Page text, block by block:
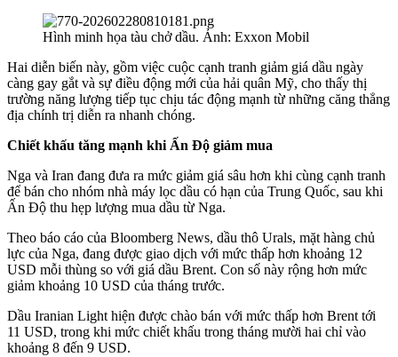
Hình minh họa tàu chở dầu. Ảnh: Exxon Mobil
Hai diễn biến này, gồm việc cuộc cạnh tranh giảm giá dầu ngày
càng gay gắt và sự điều động mới của hải quân Mỹ, cho thấy thị
trường năng lượng tiếp tục chịu tác động mạnh từ những căng thẳng
địa chính trị diễn ra nhanh chóng.
Chiết khấu tăng mạnh khi Ấn Độ giảm mua
Nga và Iran đang đưa ra mức giảm giá sâu hơn khi cùng cạnh tranh
để bán cho nhóm nhà máy lọc dầu có hạn của Trung Quốc, sau khi
Ấn Độ thu hẹp lượng mua dầu từ Nga.
Theo báo cáo của Bloomberg News, dầu thô Urals, mặt hàng chủ
lực của Nga, đang được giao dịch với mức thấp hơn khoảng 12
USD mỗi thùng so với giá dầu Brent. Con số này rộng hơn mức
giảm khoảng 10 USD của tháng trước.
Dầu Iranian Light hiện được chào bán với mức thấp hơn Brent tới
11 USD, trong khi mức chiết khấu trong tháng mười hai chỉ vào
khoảng 8 đến 9 USD.